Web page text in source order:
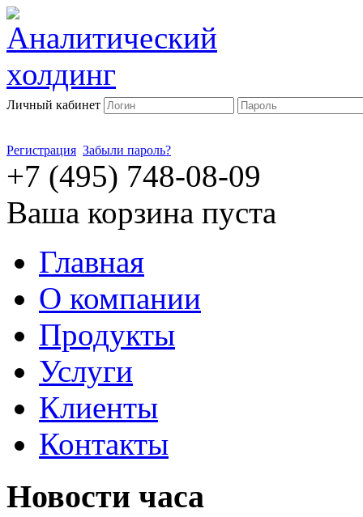
Личный кабинет
Регистрация Забыли пароль?
+7 (495) 748-08-09
Ваша корзина пуста
Главная
О компании
Продукты
Услуги
Клиенты
Контакты
Новости часа